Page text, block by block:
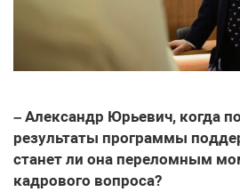
– Александр Юрьевич, когда
результаты программы
станет ли она переломным
кадрового вопроса?